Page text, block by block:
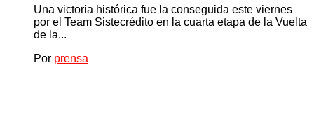
Una victoria histórica fue la conseguida este viernes
por el Team Sistecrédito en la cuarta etapa de la Vuelta
de la...
Por prensa